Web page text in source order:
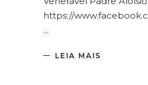
https://
LEIA MAIS